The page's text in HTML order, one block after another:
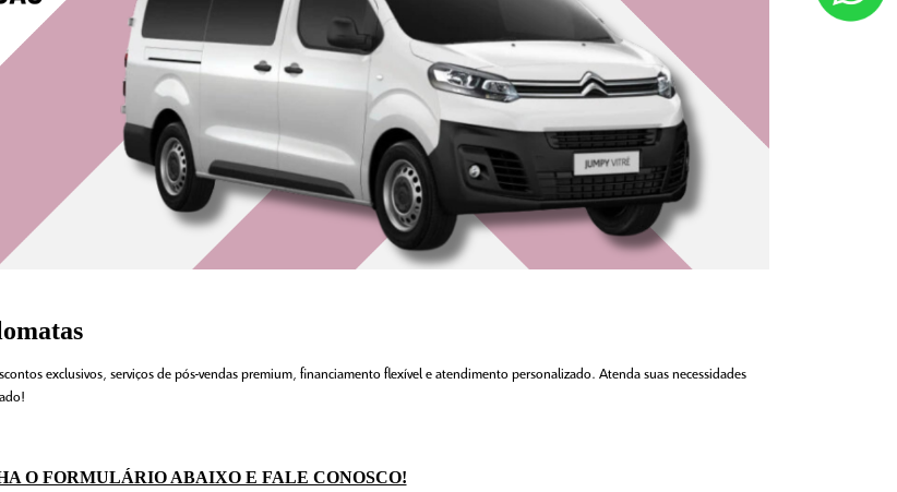
exclusivos, serviços de pós-vendas premium, financiamento flexível e atendimento personalizado. Atenda suas necessidades
O FORMULÁRIO ABAIXO E FALE CONOSCO!